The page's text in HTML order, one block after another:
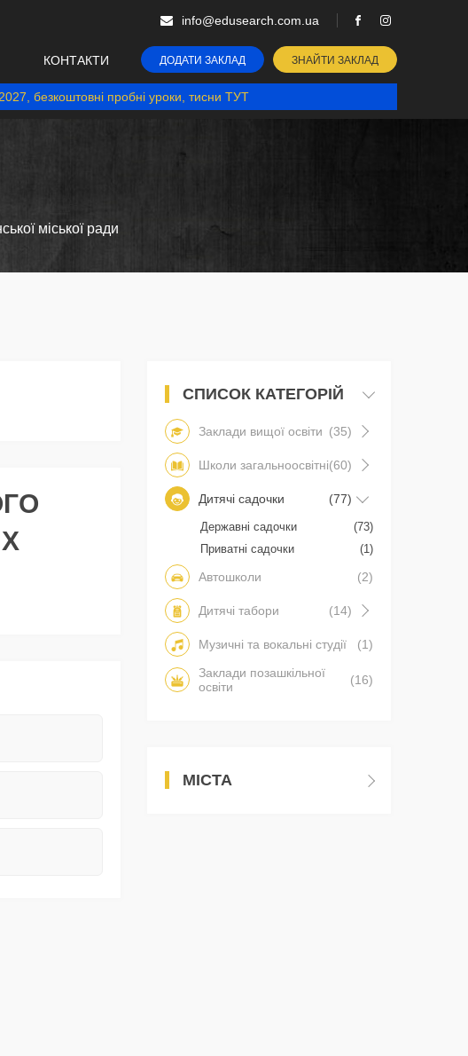
info@edusearch.com.ua
КОНТАКТИ ДОДАТИ ЗАКЛАД ЗНАЙТИ ЗАКЛАД
безкоштовні пробні уроки, тисни ТУТ
міської ради
СПИСОК КАТЕГОРІЙ
Заклади вищої освіти (35)
Школи загальноосвітні(60)
Дитячі садочки (77)
Державні садочки
(73)
Приватні садочки
(1)
Автошколи (2)
Дитячі табори (14)
Музичні та вокальні студії
(1)
Заклади позашкільної
освіти
(16)
МІСТА